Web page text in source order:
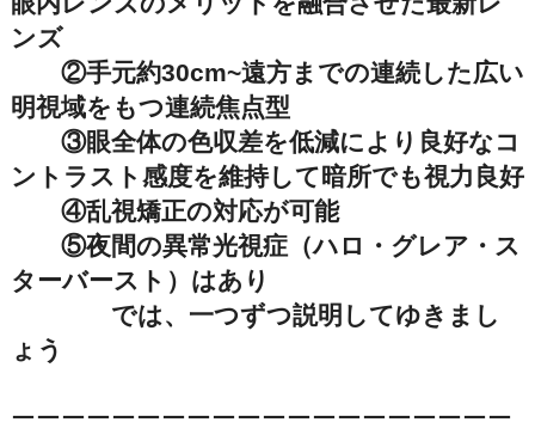
ンズ
②手元約30cm~遠方までの連続した広い
明視域をもつ連続焦点型
③眼全体の色収差を低減により良好なコ
ントラスト感度を維持して暗所でも視力良好
④乱視矯正の対応が可能
⑤夜間の異常光視症（ハロ・グレア・ス
ターバースト）はあり
では、一つずつ説明してゆきまし
ょう
ーーーーーーーーーーーーーーーーーーーー